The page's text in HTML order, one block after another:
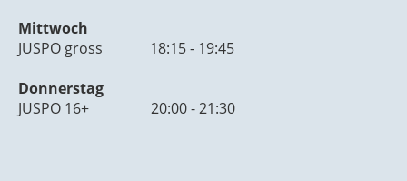
Mittwoch
JUSPO gross 18:15 - 19:45
Donnerstag
JUSPO 16+ 20:00 - 21:30